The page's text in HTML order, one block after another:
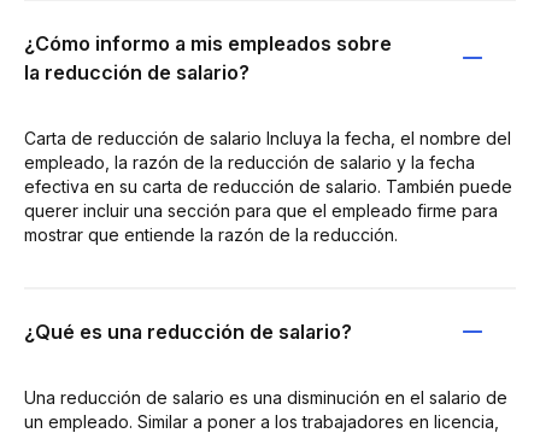
¿Cómo informo a mis empleados sobre
la reducción de salario?
Carta de reducción de salario Incluya la fecha, el nombre del
empleado, la razón de la reducción de salario y la fecha
efectiva en su carta de reducción de salario. También puede
querer incluir una sección para que el empleado firme para
mostrar que entiende la razón de la reducción.
¿Qué es una reducción de salario?
Una reducción de salario es una disminución en el salario de
un empleado. Similar a poner a los trabajadores en licencia,